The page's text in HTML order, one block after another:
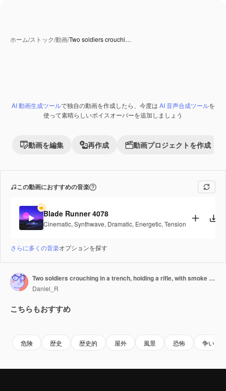
ホーム/ストック/動画/Two soldiers crouchi…
PremiumAI 生成コンテンツ
AI 動画生成ツールで独自の動画を作成したら、今度は AI 音声合成ツールを
使って素晴らしいボイスオーバーを追加しましょう
動画を編集 再作成 動画プロジェクトを作成
この動画におすすめの音楽
Blade Runner 4078
Cinematic, Synthwave, Dramatic, Energetic, Tension
さらに多くの音楽オプションを探す
Two soldiers crouching in a trench, holding a rifle, with smoke and fire from explosions rising in the background during a world war two battle
Daniel_R
こちらもおすすめ
危険 歴史 歴史的 屋外 風景 恐怖 争い